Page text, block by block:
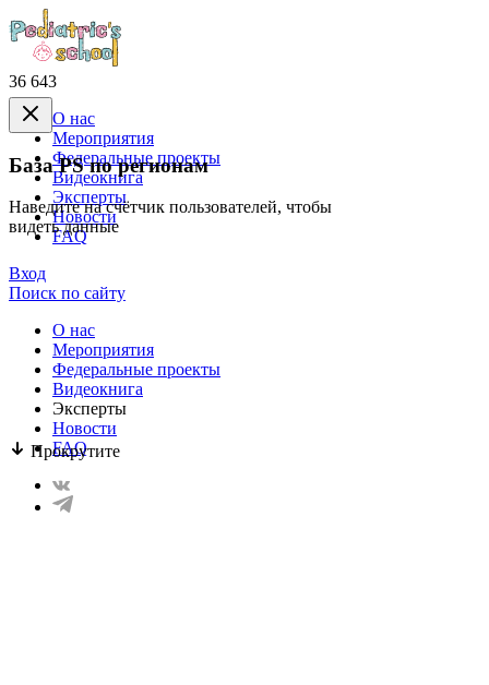
36 643
База PS по регионам
Наведите на счётчик пользователей, чтобы
видеть данные
Прокрутите
О нас
Mероприятия
Федеральные проекты
Видеокнига
Эксперты
Новости
FAQ
Вход
Поиск по сайту
О нас
Mероприятия
Федеральные проекты
Видеокнига
Эксперты
Новости
FAQ